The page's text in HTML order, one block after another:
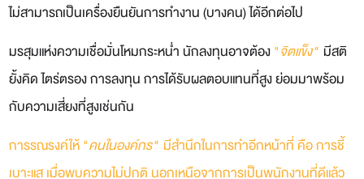
ไม่สามารถเป็นเครื่องยืนยันการทำงาน (บางคน) ได้อีกต่อไป
มรสุมแห่งความเชื่อมั่นโหมกระหน่ำ นักลงทุนอาจต้อง"จิตแข็ง" มีสติ
ยั้งคิด ไตร่ตรอง การลงทุน การได้รับผลตอบแทนที่สูง ย่อมมาพร้อม
กับความเสี่ยงที่สูงเช่นกัน
การรณรงค์ให้ "คนในองค์กร"มีสำนึกในการทำอีกหน้าที่ คือ การชี้
เบาะแส เมื่อพบความไม่ปกติ นอกเหนือจากการเป็นพนักงานที่ดีแล้ว